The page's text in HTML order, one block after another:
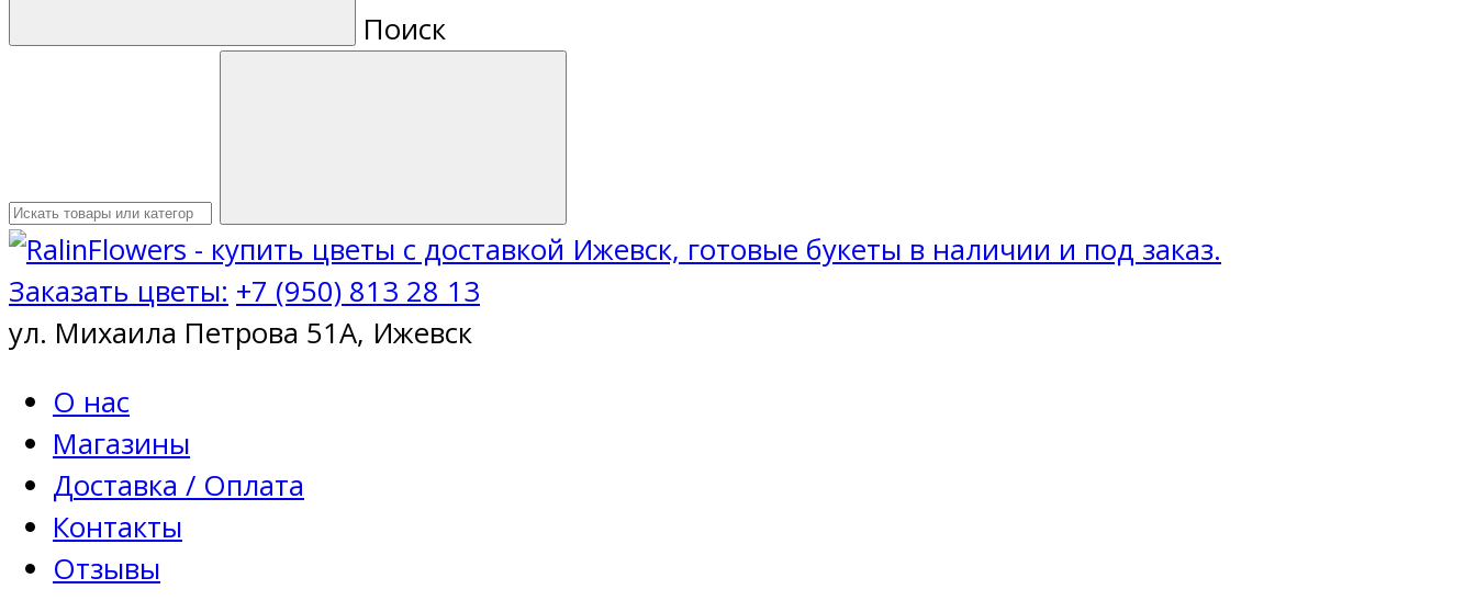
Поиск
Заказать цветы: +7 (950) 813 28 13
ул. Михаила Петрова 51А, Ижевск
О нас
Магазины
Доставка / Оплата
Контакты
Отзывы